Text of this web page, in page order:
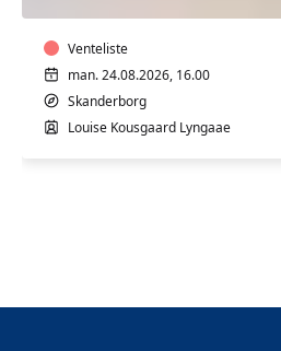
og
let
øvede
Venteliste
man. 24.08.2026, 16.00
Skanderborg
Louise Kousgaard Lyngaae